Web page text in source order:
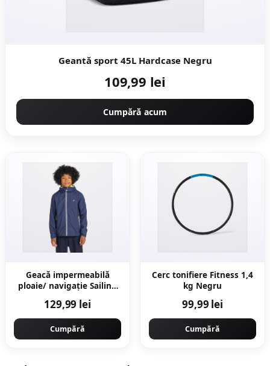
Geantă sport 45L Hardcase Negru
109,99 lei
Cumpără acum
Geacă impermeabilă
ploaie/ navigație Sailing
129,99 lei
Cumpără
Cerc tonifiere Fitness 1,4
kg Negru
99,99 lei
Cumpără